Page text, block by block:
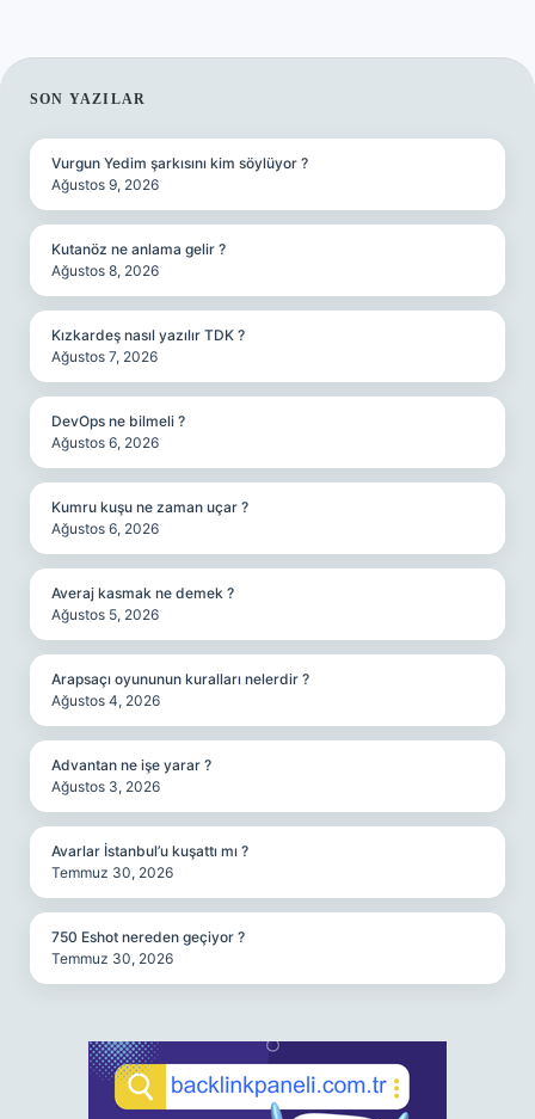
SIDEBAR
SON YAZILAR
Vurgun Yedim şarkısını kim söylüyor ?
Ağustos 9, 2026
Kutanöz ne anlama gelir ?
Ağustos 8, 2026
Kızkardeş nasıl yazılır TDK ?
Ağustos 7, 2026
DevOps ne bilmeli ?
Ağustos 6, 2026
Kumru kuşu ne zaman uçar ?
Ağustos 6, 2026
Averaj kasmak ne demek ?
Ağustos 5, 2026
Arapsaçı oyununun kuralları nelerdir ?
Ağustos 4, 2026
Advantan ne işe yarar ?
Ağustos 3, 2026
Avarlar İstanbul’u kuşattı mı ?
Temmuz 30, 2026
750 Eshot nereden geçiyor ?
Temmuz 30, 2026